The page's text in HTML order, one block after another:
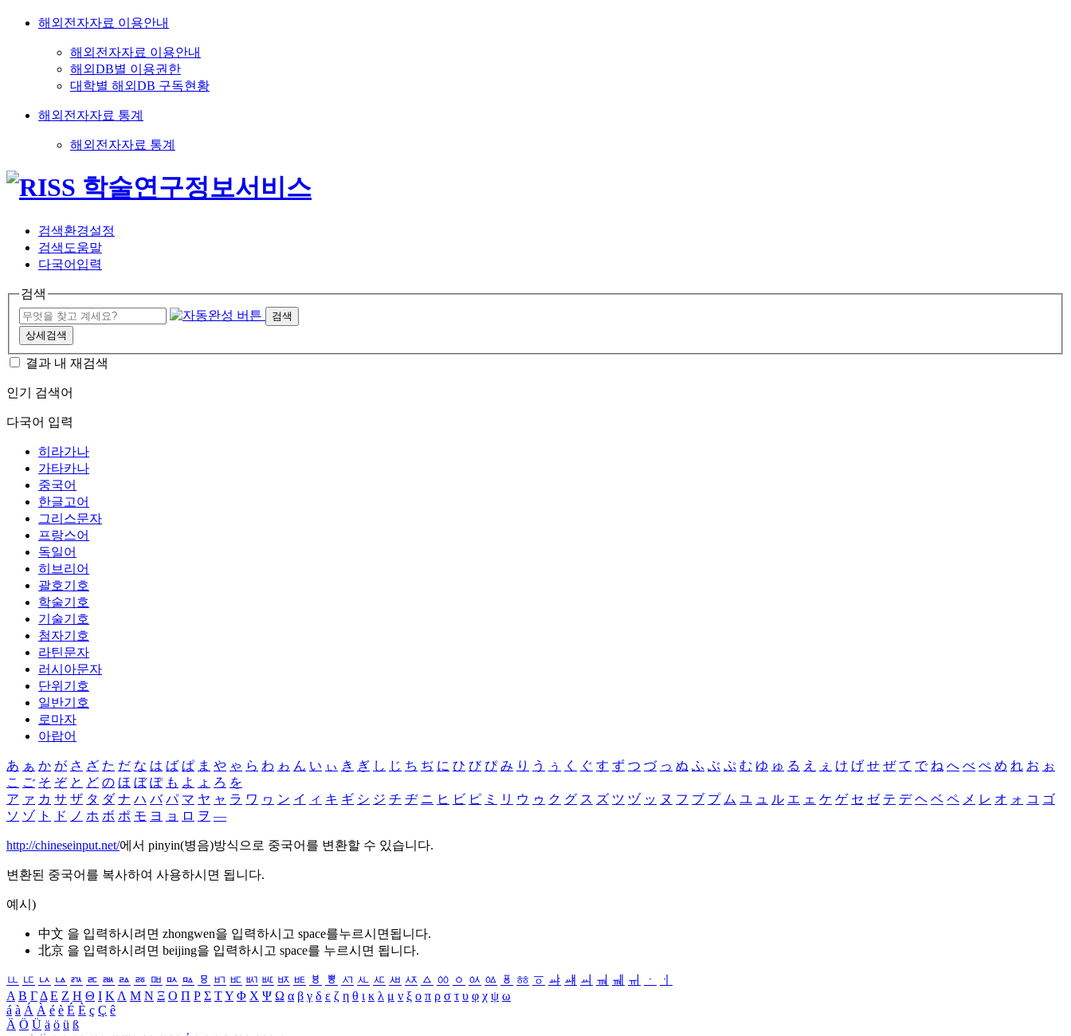
해외전자자료 이용안내
해외전자자료 이용안내
해외DB별 이용권한
대학별 해외DB 구독현황
해외전자자료 통계
해외전자자료 통계
검색환경설정
검색도움말
다국어입력
검색
검색
상세검색
결과 내 재검색
인기 검색어
다국어 입력
히라가나
가타카나
중국어
한글고어
그리스문자
프랑스어
독일어
히브리어
괄호기호
학술기호
기술기호
첨자기호
라틴문자
러시아문자
단위기호
일반기호
로마자
아랍어
あ ぁ か が さ ざ た だ な は ば ぱ ま や ゃ ら わ ゎ ん い ぃ き ぎ し じ ち ぢ に ひ び ぴ み り う ぅ く ぐ す ず つ づ っ ぬ ふ ぶ ぷ む ゆ ゅ る え ぇ け げ せ ぜ て で ね へ べ ぺ め れ お ぉ
こ ご そ ぞ と ど の ほ ぼ ぽ も よ ょ ろ を
ア ァ カ サ ザ タ ダ ナ ハ バ パ マ ヤ ャ ラ ワ ヮ ン イ ィ キ ギ シ ジ チ ヂ ニ ヒ ビ ピ ミ リ ウ ゥ ク グ ス ズ ツ ヅ ッ ヌ フ ブ プ ム ユ ュ ル エ ェ ケ ゲ セ ゼ テ デ ヘ ベ ペ メ レ オ ォ コ ゴ
ソ ゾ ト ド ノ ホ ボ ポ モ ヨ ョ ロ ヲ ―
http://chineseinput.net/에서 pinyin(병음)방식으로 중국어를 변환할 수 있습니다.
변환된 중국어를 복사하여 사용하시면 됩니다.
예시)
中文 을 입력하시려면 zhongwen을 입력하시고 space를누르시면됩니다.
北京 을 입력하시려면 beijing을 입력하시고 space를 누르시면 됩니다.
ㅥ ㅦ ㅧ ㅨ ㅩ ㅪ ㅫ ㅬ ㅭ ㅮ ㅯ ㅰ ㅱ ㅲ ㅳ ㅴ ㅵ ㅶ ㅷ ㅸ ㅹ ㅺ ㅻ ㅼ ㅽ ㅾ ㅿ ㆀ ㆁ ㆂ ㆃ ㆄ ㆅ ㆆ ㆇ ㆈ ㆉ ㆊ ㆋ ㆌ ㆍ
ㆎ
Α Β ΓΔ Ε Ζ Η Θ Ι ΚΛ Μ Ν Ξ Ο Π Ρ Σ ΤΥ Φ Χ Ψ Ω α β γ δ ε ζ η θ ι κ λ μ ν ξ ο π ρ σ τ υ φ χ ψ ω
á à Á À é è É È ç Ç ê
Ä Ö Ü ä ö ü ß